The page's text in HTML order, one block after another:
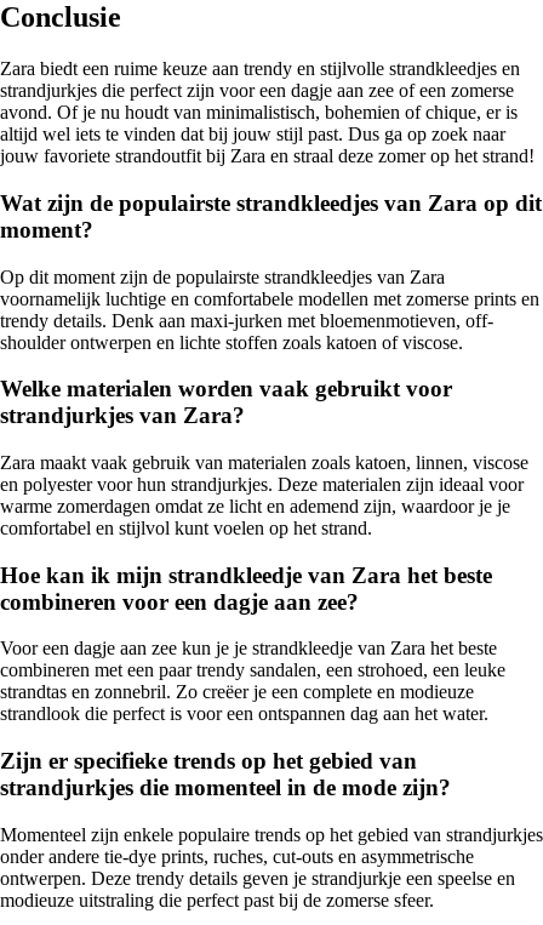
Conclusie
Zara biedt een ruime keuze aan trendy en stijlvolle strandkleedjes en
strandjurkjes die perfect zijn voor een dagje aan zee of een zomerse
avond. Of je nu houdt van minimalistisch, bohemien of chique, er is
altijd wel iets te vinden dat bij jouw stijl past. Dus ga op zoek naar
jouw favoriete strandoutfit bij Zara en straal deze zomer op het strand!
Wat zijn de populairste strandkleedjes van Zara op dit
moment?
Op dit moment zijn de populairste strandkleedjes van Zara
voornamelijk luchtige en comfortabele modellen met zomerse prints en
trendy details. Denk aan maxi-jurken met bloemenmotieven, off-
shoulder ontwerpen en lichte stoffen zoals katoen of viscose.
Welke materialen worden vaak gebruikt voor
strandjurkjes van Zara?
Zara maakt vaak gebruik van materialen zoals katoen, linnen, viscose
en polyester voor hun strandjurkjes. Deze materialen zijn ideaal voor
warme zomerdagen omdat ze licht en ademend zijn, waardoor je je
comfortabel en stijlvol kunt voelen op het strand.
Hoe kan ik mijn strandkleedje van Zara het beste
combineren voor een dagje aan zee?
Voor een dagje aan zee kun je je strandkleedje van Zara het beste
combineren met een paar trendy sandalen, een strohoed, een leuke
strandtas en zonnebril. Zo creëer je een complete en modieuze
strandlook die perfect is voor een ontspannen dag aan het water.
Zijn er specifieke trends op het gebied van
strandjurkjes die momenteel in de mode zijn?
Momenteel zijn enkele populaire trends op het gebied van strandjurkjes
onder andere tie-dye prints, ruches, cut-outs en asymmetrische
ontwerpen. Deze trendy details geven je strandjurkje een speelse en
modieuze uitstraling die perfect past bij de zomerse sfeer.